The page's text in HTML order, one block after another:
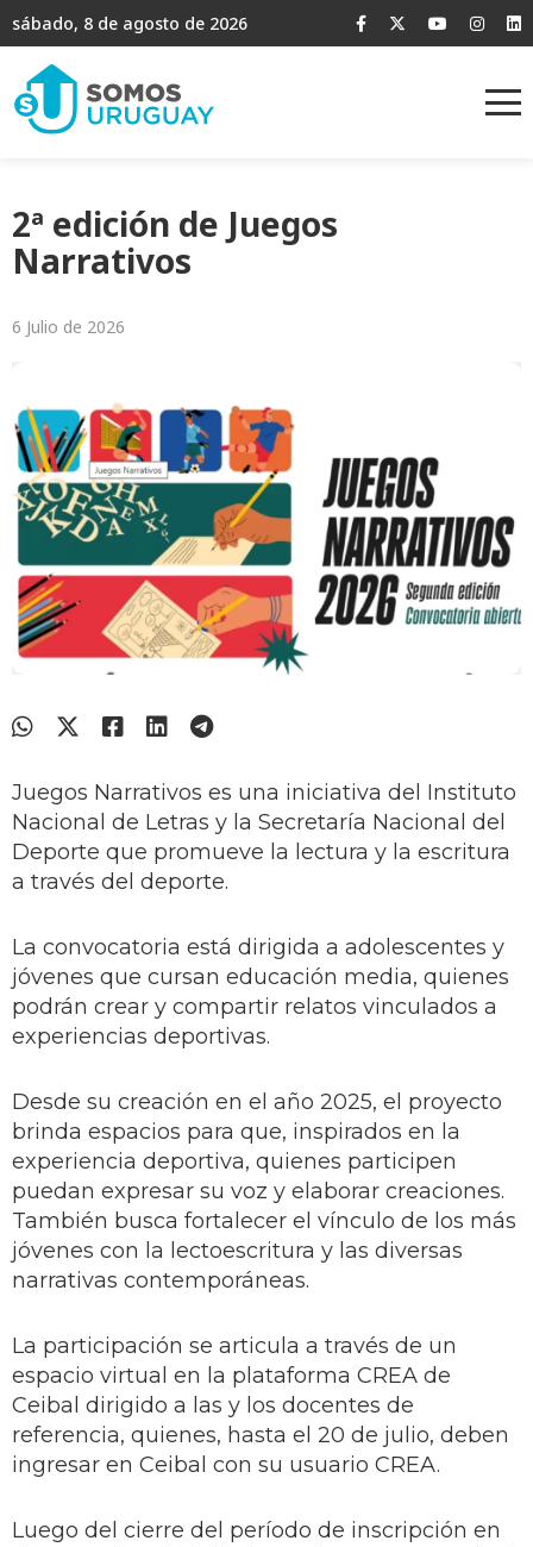
sábado, 8 de agosto de 2026
2ª edición de Juegos
Narrativos
6 Julio de 2026
Juegos Narrativos es una iniciativa del Instituto
Nacional de Letras y la Secretaría Nacional del
Deporte que promueve la lectura y la escritura
a través del deporte.
La convocatoria está dirigida a adolescentes y
jóvenes que cursan educación media, quienes
podrán crear y compartir relatos vinculados a
experiencias deportivas.
Desde su creación en el año 2025, el proyecto
brinda espacios para que, inspirados en la
experiencia deportiva, quienes participen
puedan expresar su voz y elaborar creaciones.
También busca fortalecer el vínculo de los más
jóvenes con la lectoescritura y las diversas
narrativas contemporáneas.
La participación se articula a través de un
espacio virtual en la plataforma CREA de
Ceibal dirigido a las y los docentes de
referencia, quienes, hasta el 20 de julio, deben
ingresar en Ceibal con su usuario CREA.
Luego del cierre del período de inscripción en